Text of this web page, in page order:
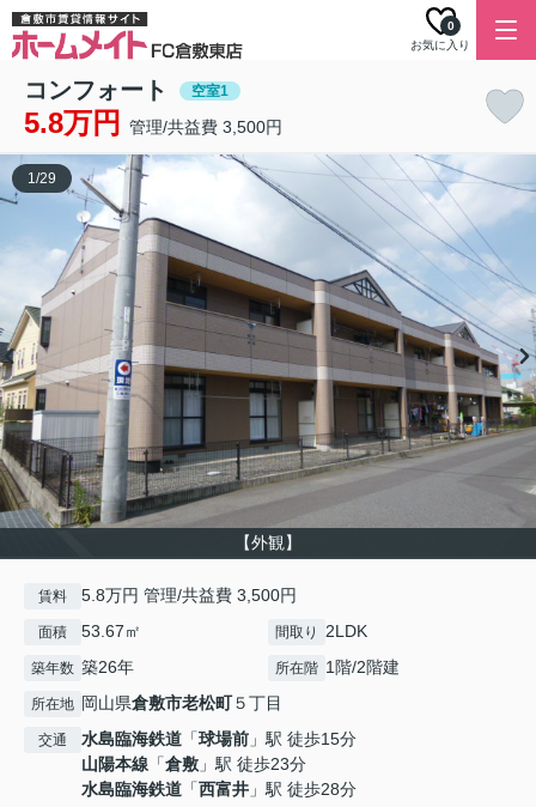
お気に入り
0
コンフォート 空室1
5.8万円 管理/共益費 3,500円
【外観】
1/29
賃料 5.8万円 管理/共益費 3,500円
面積 53.67㎡ 間取り 2LDK
築年数 築26年 所在階 1階/2階建
所在地 岡山県倉敷市老松町５丁目
交通 水島臨海鉄道 「球場前 」駅 徒歩15分
山陽本線 「倉敷 」駅 徒歩23分
水島臨海鉄道 「西富井 」駅 徒歩28分